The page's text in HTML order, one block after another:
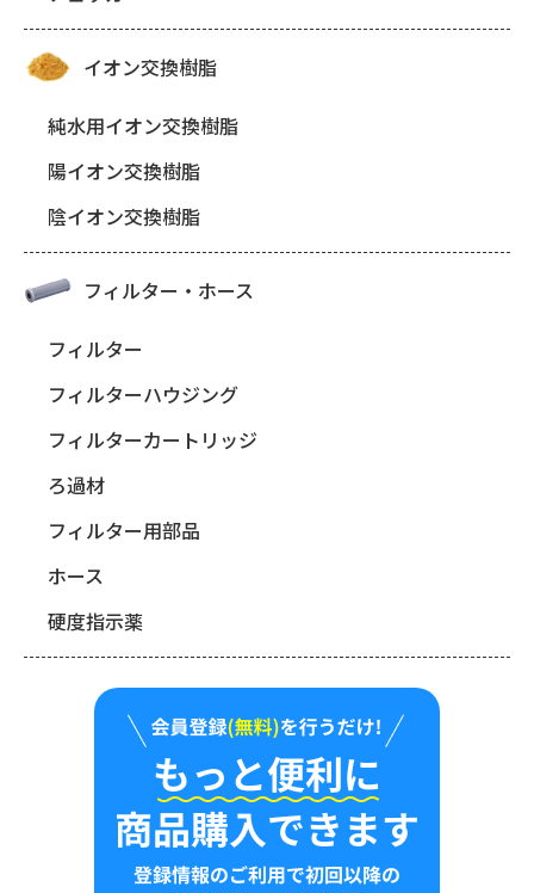
イオン交換樹脂
純水用イオン交換樹脂
陽イオン交換樹脂
陰イオン交換樹脂
フィルター・ホース
フィルター
フィルターハウジング
フィルターカートリッジ
ろ過材
フィルター用部品
ホース
硬度指示薬